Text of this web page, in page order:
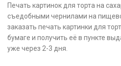
Печать картинок для торта на
съедобными чернилами на
заказать печать картинки для
бумаге и получить её в пункте
уже через 2-3 дня.